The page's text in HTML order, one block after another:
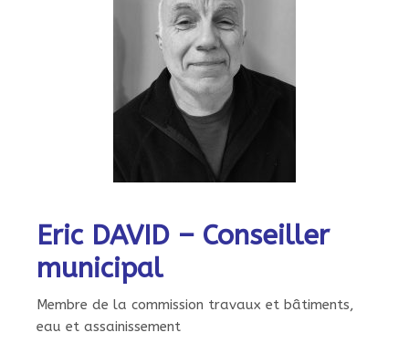
Eric DAVID – Conseiller
municipal
Membre de la commission travaux et bâtiments,
eau et assainissement